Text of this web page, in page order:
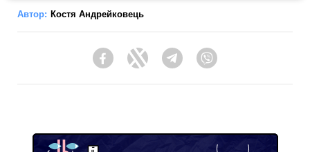
Автор: Костя Андрейковець
FacebookTwitter Telegram